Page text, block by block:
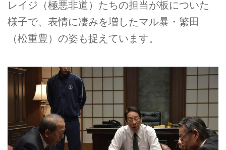
レイジ（極悪非道）たちの担当が板についた
様子で、表情に凄みを増したマル暴・繁田
（松重豊）の姿も捉えています。